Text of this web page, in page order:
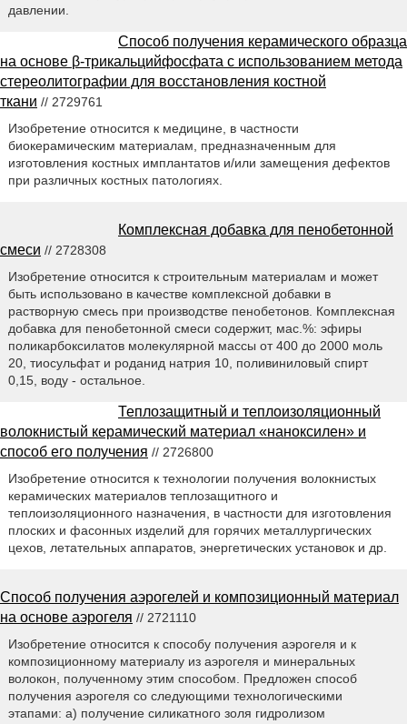
давлении.
Способ получения керамического образца
на основе β-трикальцийфосфата с использованием метода
стереолитографии для восстановления костной
ткани // 2729761
Изобретение относится к медицине, в частности
биокерамическим материалам, предназначенным для
изготовления костных имплантатов и/или замещения дефектов
при различных костных патологиях.
Комплексная добавка для пенобетонной
смеси // 2728308
Изобретение относится к строительным материалам и может
быть использовано в качестве комплексной добавки в
растворную смесь при производстве пенобетонов. Комплексная
добавка для пенобетонной смеси содержит, мас.%: эфиры
поликарбоксилатов молекулярной массы от 400 до 2000 моль
20, тиосульфат и роданид натрия 10, поливиниловый спирт
0,15, воду - остальное.
Теплозащитный и теплоизоляционный
волокнистый керамический материал «наноксилен» и
способ его получения // 2726800
Изобретение относится к технологии получения волокнистых
керамических материалов теплозащитного и
теплоизоляционного назначения, в частности для изготовления
плоских и фасонных изделий для горячих металлургических
цехов, летательных аппаратов, энергетических установок и др.
Способ получения аэрогелей и композиционный материал
на основе аэрогеля // 2721110
Изобретение относится к способу получения аэрогеля и к
композиционному материалу из аэрогеля и минеральных
волокон, полученному этим способом. Предложен способ
получения аэрогеля со следующими технологическими
этапами: a) получение силикатного золя гидролизом